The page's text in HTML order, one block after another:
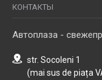
КОНТАКТЫ
Автоплаза -
str. Socoleni 1
(mai sus de piața